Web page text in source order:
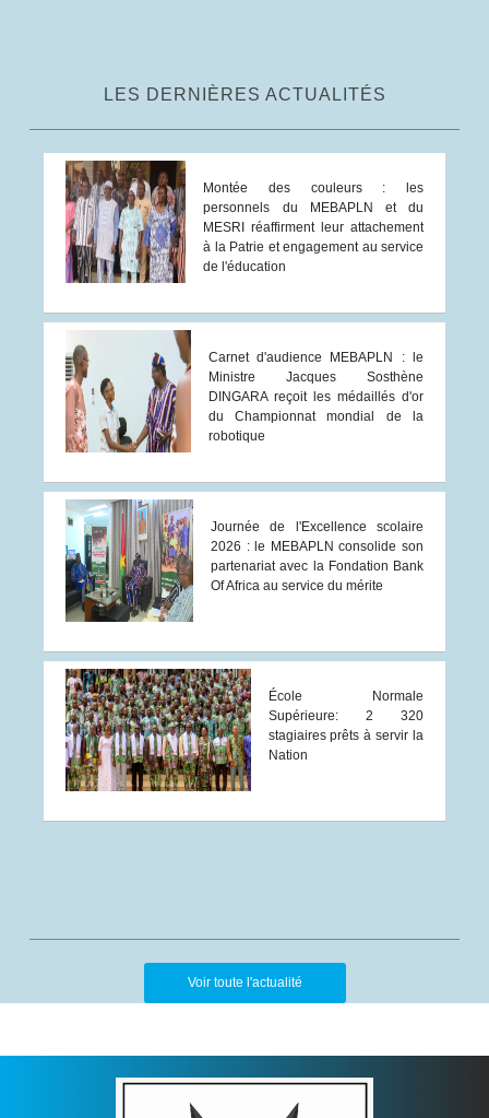
LES DERNIÈRES ACTUALITÉS
Montée des couleurs : les
personnels du MEBAPLN et du
MESRI réaffirment leur attachement
à la Patrie et engagement au service
de l'éducation
Carnet d'audience MEBAPLN : le
Ministre Jacques Sosthène
DINGARA reçoit les médaillés d'or
du Championnat mondial de la
robotique
Journée de l'Excellence scolaire
2026 : le MEBAPLN consolide son
partenariat avec la Fondation Bank
Of Africa au service du mérite
École Normale
Supérieure: 2 320
stagiaires prêts à servir la
Nation
Voir toute l'actualité